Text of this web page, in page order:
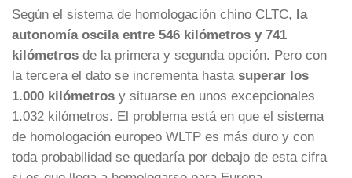
Según el sistema de homologación chino CLTC, la
autonomía oscila entre 546 kilómetros y 741
kilómetros de la primera y segunda opción. Pero con
la tercera el dato se incrementa hasta superar los
1.000 kilómetros y situarse en unos excepcionales
1.032 kilómetros. El problema está en que el sistema
de homologación europeo WLTP es más duro y con
toda probabilidad se quedaría por debajo de esta cifra